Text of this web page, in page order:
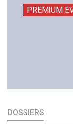
PREMIUM
DOSSIERS